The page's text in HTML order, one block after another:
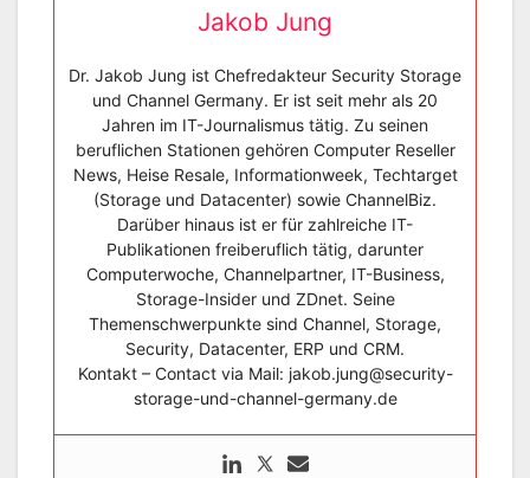
Jakob Jung
Dr. Jakob Jung ist Chefredakteur Security Storage
und Channel Germany. Er ist seit mehr als 20
Jahren im IT-Journalismus tätig. Zu seinen
beruflichen Stationen gehören Computer Reseller
News, Heise Resale, Informationweek, Techtarget
(Storage und Datacenter) sowie ChannelBiz.
Darüber hinaus ist er für zahlreiche IT-
Publikationen freiberuflich tätig, darunter
Computerwoche, Channelpartner, IT-Business,
Storage-Insider und ZDnet. Seine
Themenschwerpunkte sind Channel, Storage,
Security, Datacenter, ERP und CRM.
Kontakt – Contact via Mail: jakob.jung@security-
storage-und-channel-germany.de